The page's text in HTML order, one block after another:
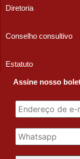
Diretoria
Conselho consultivo
Estatuto
Assine nosso